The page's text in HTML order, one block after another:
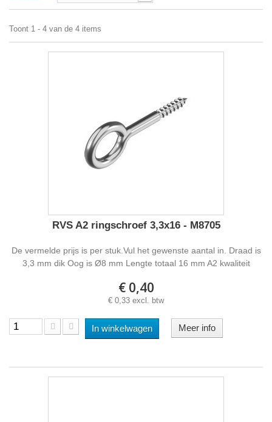
Toont 1 - 4 van de 4 items
RVS A2 ringschroef 3,3x16 - M8705
De vermelde prijs is per stuk.Vul het gewenste aantal in. Draad is
3,3 mm dik Oog is Ø8 mm Lengte totaal 16 mm A2 kwaliteit
€ 0,40
€ 0,33 excl. btw
In winkelwagen Meer info